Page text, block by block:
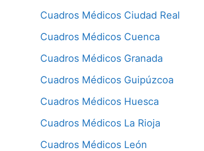
Cuadros Médicos Ciudad Real
Cuadros Médicos Cuenca
Cuadros Médicos Granada
Cuadros Médicos Guipúzcoa
Cuadros Médicos Huesca
Cuadros Médicos La Rioja
Cuadros Médicos León